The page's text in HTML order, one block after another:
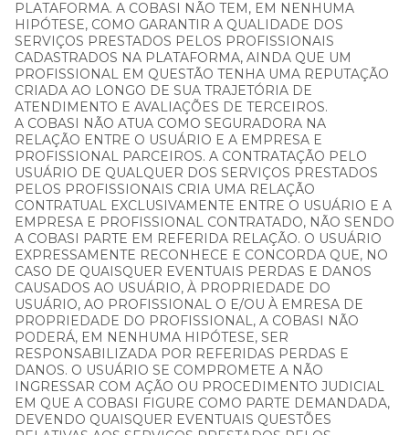
PLATAFORMA. A COBASI NÃO TEM, EM NENHUMA
HIPÓTESE, COMO GARANTIR A QUALIDADE DOS
SERVIÇOS PRESTADOS PELOS PROFISSIONAIS
CADASTRADOS NA PLATAFORMA, AINDA QUE UM
PROFISSIONAL EM QUESTÃO TENHA UMA REPUTAÇÃO
CRIADA AO LONGO DE SUA TRAJETÓRIA DE
ATENDIMENTO E AVALIAÇÕES DE TERCEIROS.
A COBASI NÃO ATUA COMO SEGURADORA NA
RELAÇÃO ENTRE O USUÁRIO E A EMPRESA E
PROFISSIONAL PARCEIROS. A CONTRATAÇÃO PELO
USUÁRIO DE QUALQUER DOS SERVIÇOS PRESTADOS
PELOS PROFISSIONAIS CRIA UMA RELAÇÃO
CONTRATUAL EXCLUSIVAMENTE ENTRE O USUÁRIO E A
EMPRESA E PROFISSIONAL CONTRATADO, NÃO SENDO
A COBASI PARTE EM REFERIDA RELAÇÃO. O USUÁRIO
EXPRESSAMENTE RECONHECE E CONCORDA QUE, NO
CASO DE QUAISQUER EVENTUAIS PERDAS E DANOS
CAUSADOS AO USUÁRIO, À PROPRIEDADE DO
USUÁRIO, AO PROFISSIONAL O E/OU À EMRESA DE
PROPRIEDADE DO PROFISSIONAL, A COBASI NÃO
PODERÁ, EM NENHUMA HIPÓTESE, SER
RESPONSABILIZADA POR REFERIDAS PERDAS E
DANOS. O USUÁRIO SE COMPROMETE A NÃO
INGRESSAR COM AÇÃO OU PROCEDIMENTO JUDICIAL
EM QUE A COBASI FIGURE COMO PARTE DEMANDADA,
DEVENDO QUAISQUER EVENTUAIS QUESTÕES